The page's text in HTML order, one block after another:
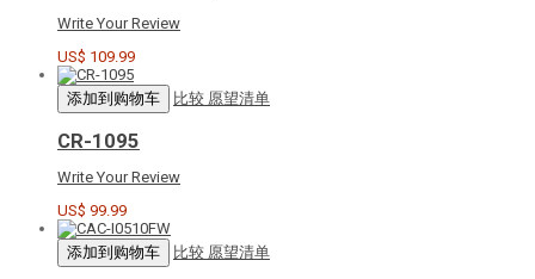
Write Your Review
US$ 109.99
添加到购物车 比较 愿望清单
CR-1095
Write Your Review
US$ 99.99
添加到购物车 比较 愿望清单